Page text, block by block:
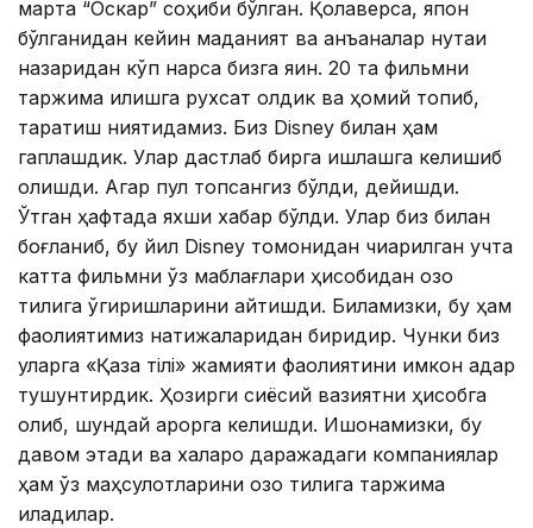
марта “Оскар” соҳиби бўлган. Қолаверса, япон
бўлганидан кейин маданият ва анъаналар нуқтаи
назаридан кўп нарса бизга яқин. 20 та фильмни
таржима қилишга рухсат олдик ва ҳомий топиб,
тарқатиш ниятидамиз. Биз Disney билан ҳам
гаплашдик. Улар дастлаб бирга ишлашга келишиб
олишди. Агар пул топсангиз бўлди, дейишди.
Ўтган ҳафтада яхши хабар бўлди. Улар биз билан
боғланиб, бу йил Disney томонидан чиқарилган учта
катта фильмни ўз маблағлари ҳисобидан қозоқ
тилига ўгиришларини айтишди. Биламизки, бу ҳам
фаолиятимиз натижаларидан биридир. Чунки биз
уларга «Қазақ тілі» жамияти фаолиятини имкон қадар
тушунтирдик. Ҳозирги сиёсий вазиятни ҳисобга
олиб, шундай қарорга келишди. Ишонамизки, бу
давом этади ва халқаро даражадаги компаниялар
ҳам ўз маҳсулотларини қозоқ тилига таржима
қиладилар.